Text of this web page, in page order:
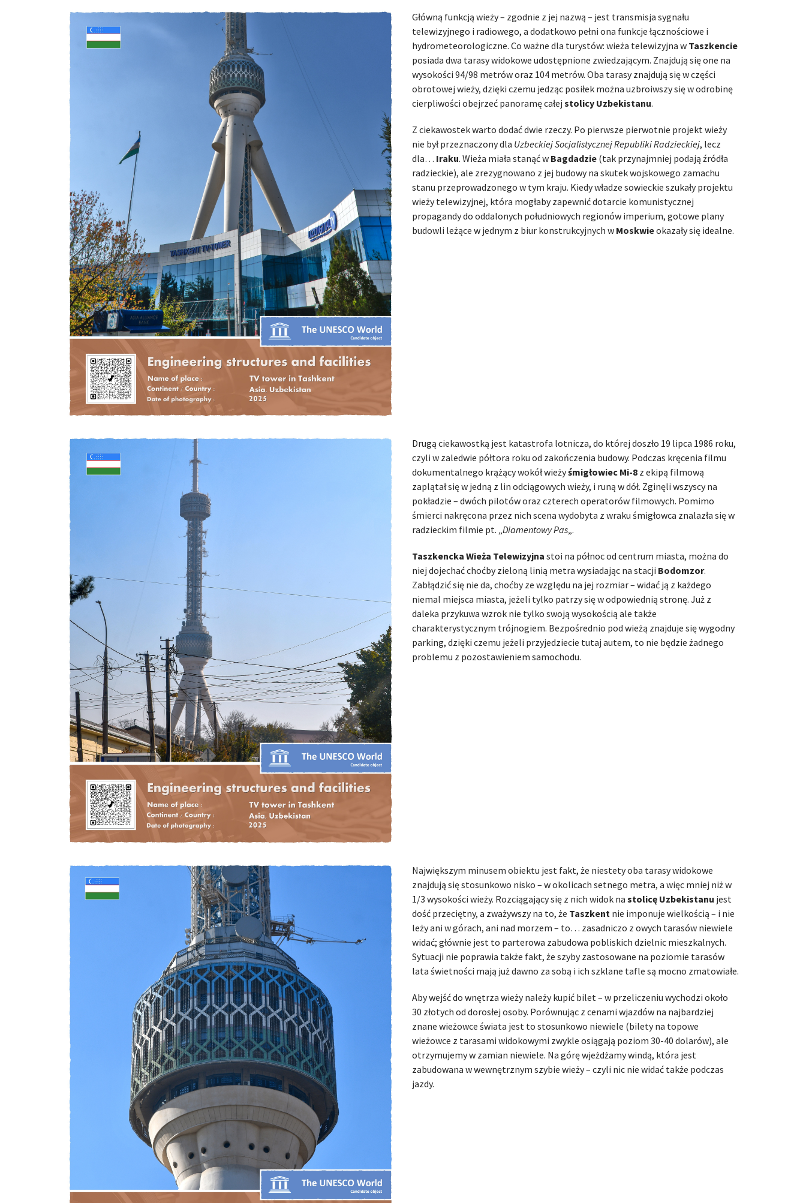
Główną funkcją wieży – zgodnie z jej nazwą – jest transmisja sygnału
telewizyjnego i radiowego, a dodatkowo pełni ona funkcje łącznościowe i
hydrometeorologiczne. Co ważne dla turystów: wieża telewizyjna w Taszkencie
posiada dwa tarasy widokowe udostępnione zwiedzającym. Znajdują się one na
wysokości 94/98 metrów oraz 104 metrów. Oba tarasy znajdują się w części
obrotowej wieży, dzięki czemu jedząc posiłek można uzbroiwszy się w odrobinę
cierpliwości obejrzeć panoramę całej stolicy Uzbekistanu.
Z ciekawostek warto dodać dwie rzeczy. Po pierwsze pierwotnie projekt wieży
nie był przeznaczony dla Uzbeckiej Socjalistycznej Republiki Radzieckiej, lecz
dla… Iraku. Wieża miała stanąć w Bagdadzie (tak przynajmniej podają źródła
radzieckie), ale zrezygnowano z jej budowy na skutek wojskowego zamachu
stanu przeprowadzonego w tym kraju. Kiedy władze sowieckie szukały projektu
wieży telewizyjnej, która mogłaby zapewnić dotarcie komunistycznej
propagandy do oddalonych południowych regionów imperium, gotowe plany
budowli leżące w jednym z biur konstrukcyjnych w Moskwieokazały się idealne.
Drugą ciekawostką jest katastrofa lotnicza, do której doszło 19 lipca 1986 roku,
czyli w zaledwie półtora roku od zakończenia budowy. Podczas kręcenia filmu
dokumentalnego krążący wokół wieżyśmigłowiec Mi-8 z ekipą filmową
zaplątał się w jedną z lin odciągowych wieży, i runą w dół. Zginęli wszyscy na
pokładzie – dwóch pilotów oraz czterech operatorów filmowych. Pomimo
śmierci nakręcona przez nich scena wydobyta z wraku śmigłowca znalazła się w
radzieckim filmie pt. „Diamentowy Pas„.
Taszkencka Wieża Telewizyjna stoi na północ od centrum miasta, można do
niej dojechać choćby zieloną linią metra wysiadając na stacji Bodomzor.
Zabłądzić się nie da, choćby ze względu na jej rozmiar – widać ją z każdego
niemal miejsca miasta, jeżeli tylko patrzy się w odpowiednią stronę. Już z
daleka przykuwa wzrok nie tylko swoją wysokością ale także
charakterystycznym trójnogiem. Bezpośrednio pod wieżą znajduje się wygodny
parking, dzięki czemu jeżeli przyjedziecie tutaj autem, to nie będzie żadnego
problemu z pozostawieniem samochodu.
Największym minusem obiektu jest fakt, że niestety oba tarasy widokowe
znajdują się stosunkowo nisko – w okolicach setnego metra, a więc mniej niż w
1/3 wysokości wieży. Rozciągający się z nich widok na stolicę Uzbekistanu jest
dość przeciętny, a zważywszy na to, że Taszkent nie imponuje wielkością – i nie
leży ani w górach, ani nad morzem – to… zasadniczo z owych tarasów niewiele
widać; głównie jest to parterowa zabudowa pobliskich dzielnic mieszkalnych.
Sytuacji nie poprawia także fakt, że szyby zastosowane na poziomie tarasów
lata świetności mają już dawno za sobą i ich szklane tafle są mocno zmatowiałe.
Aby wejść do wnętrza wieży należy kupić bilet – w przeliczeniu wychodzi około
30 złotych od dorosłej osoby. Porównując z cenami wjazdów na najbardziej
znane wieżowce świata jest to stosunkowo niewiele (bilety na topowe
wieżowce z tarasami widokowymi zwykle osiągają poziom 30-40 dolarów), ale
otrzymujemy w zamian niewiele. Na górę wjeżdżamy windą, która jest
zabudowana w wewnętrznym szybie wieży – czyli nic nie widać także podczas
jazdy.